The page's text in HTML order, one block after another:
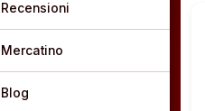
Recensioni
Mercatino
Blog